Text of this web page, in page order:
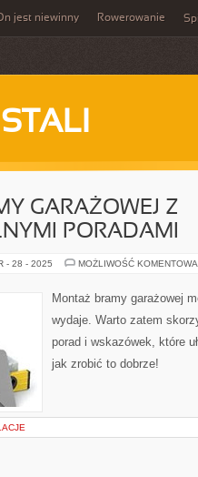
jest niewinny Rowerowanie
GARAŻOWEJ Z
PORADAMI
- 28 - 2025 MOŻLIWOŚĆ
Montaż bramy garażowej
wydaje. Warto zatem
porad i wskazówek, które
jak zrobić to dobrze!